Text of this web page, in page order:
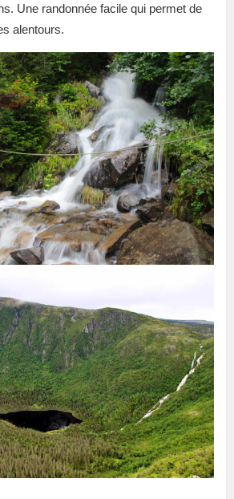
Une randonnée facile qui permet de
alentours.